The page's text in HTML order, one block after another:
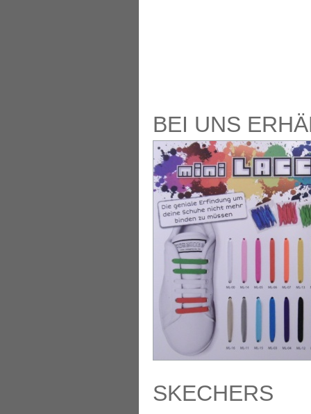
BEI UNS
SKECHERS